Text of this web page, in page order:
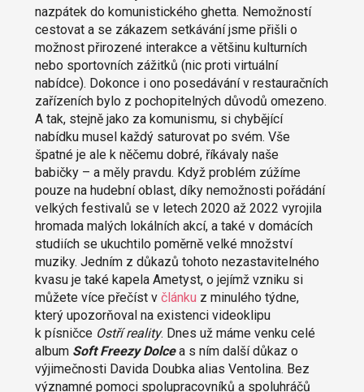
nazpátek do komunistického ghetta. Nemožností
cestovat a se zákazem setkávání jsme přišli o
možnost přirozené interakce a většinu kulturních
nebo sportovních zážitků (nic proti virtuální
nabídce). Dokonce i ono posedávání v restauračních
zařízeních bylo z pochopitelných důvodů omezeno.
A tak, stejně jako za komunismu, si chybějící
nabídku musel každý saturovat po svém. Vše
špatné je ale k něčemu dobré, říkávaly naše
babičky – a měly pravdu. Když problém zúžíme
pouze na hudební oblast, díky nemožnosti pořádání
velkých festivalů se v letech 2020 až 2022 vyrojila
hromada malých lokálních akcí, a také v domácích
studiích se ukuchtilo poměrně velké množství
muziky. Jedním z důkazů tohoto nezastavitelného
kvasu je také kapela Ametyst, o jejímž vzniku si
můžete více přečíst v článku z minulého týdne,
který upozorňoval na existenci videoklipu
k písničce Ostří reality. Dnes už máme venku celé
album Soft Freezy Dolcea s ním další důkaz o
výjimečnosti Davida Doubka alias Ventolina. Bez
významné pomoci spolupracovníků a spoluhráčů